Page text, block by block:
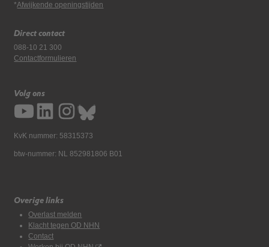
*Afwijkende openingstijden
Direct contact
088-10 21 300
Contactformulieren
Volg ons
KvK nummer: 58315373
btw-nummer: NL 852981806 B01
Overige links
Overlast melden
Klacht tegen OD NHN
Contact